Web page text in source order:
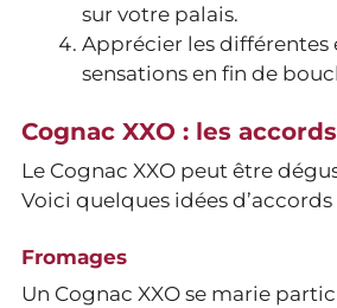
sur votre palais.
Apprécier les différentes
sensations en fin de
Cognac XXO : les
Le Cognac XXO peut être
Voici quelques idées d’accords
Fromages
Un Cognac XXO se marie